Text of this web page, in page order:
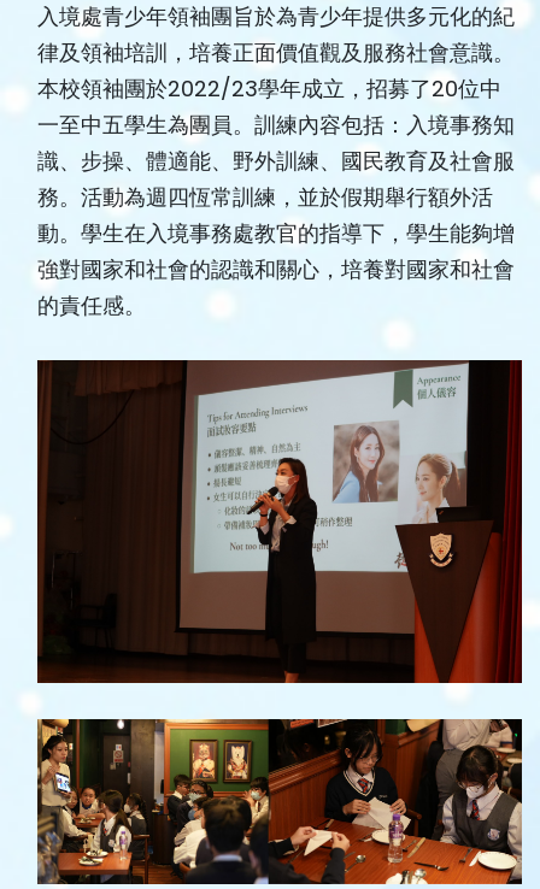
入境處青少年領袖團旨於為青少年提供多元化的紀
律及領袖培訓，培養正面價值觀及服務社會意識。
本校領袖團於2022/23學年成立，招募了20位中
一至中五學生為團員。訓練內容包括：入境事務知
識、步操、體適能、野外訓練、國民教育及社會服
務。活動為週四恆常訓練，並於假期舉行額外活
動。學生在入境事務處教官的指導下，學生能夠增
強對國家和社會的認識和關心，培養對國家和社會
的責任感。